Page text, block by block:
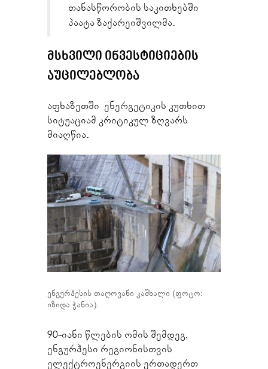
თანასწორობის საკითხებში
პაატა ზაქარეიშვილმა.
ᲛᲡᲮᲕᲘᲚᲘ ᲘᲜᲕᲔᲡᲢᲘᲪᲘᲔᲑᲘᲡ
ᲐᲣᲪᲘᲚᲔᲑᲚᲝᲑᲐ
აფხაზეთში ენერგეტიკის კუთხით
სიტუაციამ კრიტიკულ ზღვარს
მიაღწია.
ენგურჰესის თაღოვანი კაშხალი (ფოტო:
იზიდა ჭანია).
90-იანი წლების ომის შემდეგ,
ენგურჰესი რეგიონისთვის
ელექტროენერგიის ერთადერთ